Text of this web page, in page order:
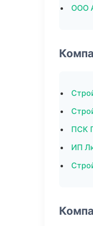
ООО
ПСК
ИП